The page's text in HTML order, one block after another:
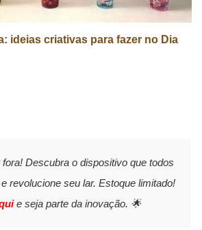
ideias criativas para fazer no Dia
fora! Descubra o dispositivo que todos
revolucione seu lar. Estoque limitado!
e seja parte da inovação. 🌟